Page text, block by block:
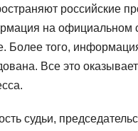
российские
на официальном
Более того,
Все это
судьи,